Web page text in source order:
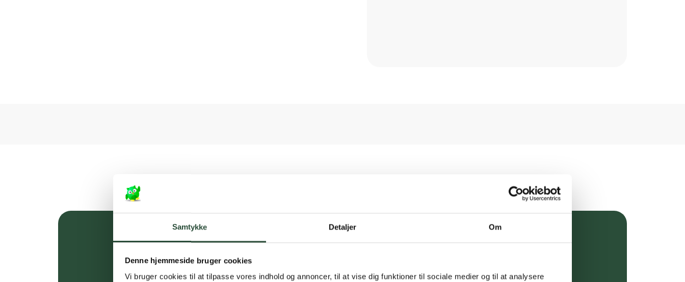
Samtykke Detaljer Om
Denne hjemmeside bruger cookies
Vi bruger cookies til at tilpasse vores indhold og annoncer, til at vise dig funktioner til sociale medier og til at analysere
Gratis fragt over 349 kr.